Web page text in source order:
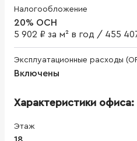
Налогообложение
20% ОСН
5 902 ₽ за м² в год / 455
Эксплуатационные расходы
Включены
Характеристики офиса:
Этаж